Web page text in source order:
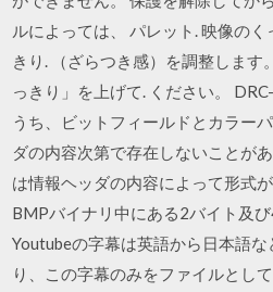
ルによっては、 パレット. 映像の
きり. （ざらつき感）を調整します
っきり」を上げて. ください。
うち、ビットフィールドとカラー
ダの内容次第で存在しないことが
は情報ヘッダの内容によって形式
BMPバイナリ中にある2バイト及
Youtubeの字幕は英語から日本語
り、この字幕のみをファイルとし